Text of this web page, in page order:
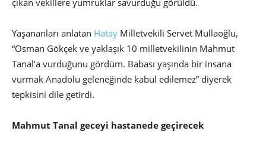
Yaşananları anlatan Hatay Milletvekili Servet Mullaoğlu,
“Osman Gökçek ve yaklaşık 10 milletvekilinin Mahmut
Tanal’a vurduğunu gördüm. Babası yaşında bir insana
vurmak Anadolu geleneğinde kabul edilemez” diyerek
tepkisini dile getirdi.
Mahmut Tanal geceyi hastanede geçirecek